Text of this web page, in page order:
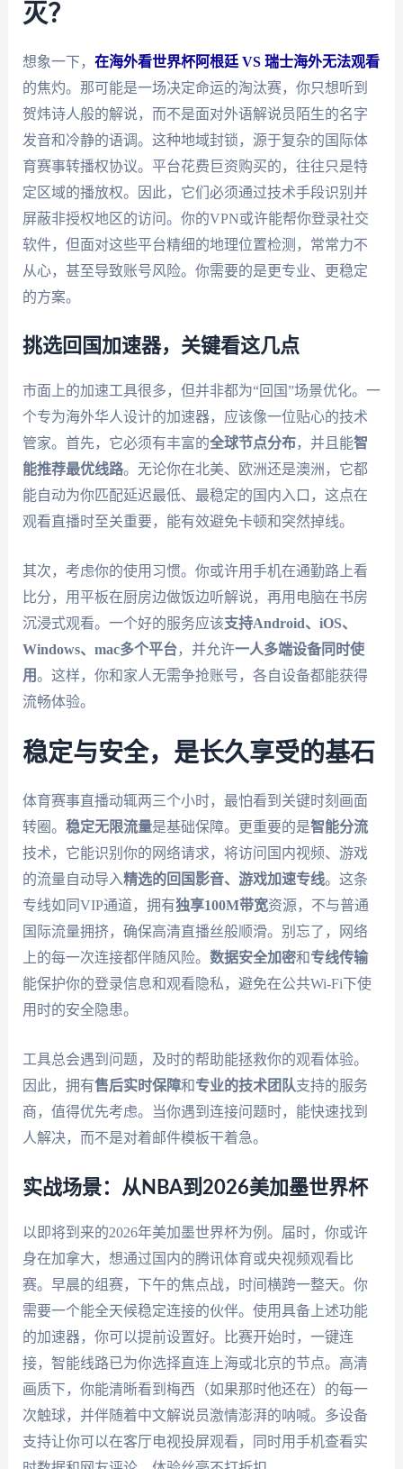
灭？
想象一下， 在海外看世界杯阿根廷 VS 瑞士海外无法观看
的焦灼。那可能是一场决定命运的淘汰赛，你只想听到
贺炜诗人般的解说，而不是面对外语解说员陌生的名字
发音和冷静的语调。这种地域封锁，源于复杂的国际体
育赛事转播权协议。平台花费巨资购买的，往往只是特
定区域的播放权。因此，它们必须通过技术手段识别并
屏蔽非授权地区的访问。你的VPN或许能帮你登录社交
软件，但面对这些平台精细的地理位置检测，常常力不
从心，甚至导致账号风险。你需要的是更专业、更稳定
的方案。
挑选回国加速器，关键看这几点
市面上的加速工具很多，但并非都为“回国”场景优化。一
个专为海外华人设计的加速器，应该像一位贴心的技术
管家。首先，它必须有丰富的全球节点分布，并且能智
能推荐最优线路。无论你在北美、欧洲还是澳洲，它都
能自动为你匹配延迟最低、最稳定的国内入口，这点在
观看直播时至关重要，能有效避免卡顿和突然掉线。
其次，考虑你的使用习惯。你或许用手机在通勤路上看
比分，用平板在厨房边做饭边听解说，再用电脑在书房
沉浸式观看。一个好的服务应该支持Android、iOS、
Windows、mac多个平台，并允许一人多端设备同时使
用。这样，你和家人无需争抢账号，各自设备都能获得
流畅体验。
稳定与安全，是长久享受的基石
体育赛事直播动辄两三个小时，最怕看到关键时刻画面
转圈。 稳定无限流量是基础保障。更重要的是智能分流
技术，它能识别你的网络请求，将访问国内视频、游戏
的流量自动导入精选的回国影音、游戏加速专线。这条
专线如同VIP通道，拥有独享100M带宽资源，不与普通
国际流量拥挤，确保高清直播丝般顺滑。别忘了，网络
上的每一次连接都伴随风险。 数据安全加密和专线传输
能保护你的登录信息和观看隐私，避免在公共Wi-Fi下使
用时的安全隐患。
工具总会遇到问题，及时的帮助能拯救你的观看体验。
因此，拥有售后实时保障和专业的技术团队支持的服务
商，值得优先考虑。当你遇到连接问题时，能快速找到
人解决，而不是对着邮件模板干着急。
实战场景：从NBA到2026美加墨世界杯
以即将到来的2026年美加墨世界杯为例。届时，你或许
身在加拿大，想通过国内的腾讯体育或央视频观看比
赛。早晨的组赛，下午的焦点战，时间横跨一整天。你
需要一个能全天候稳定连接的伙伴。使用具备上述功能
的加速器，你可以提前设置好。比赛开始时，一键连
接，智能线路已为你选择直连上海或北京的节点。高清
画质下，你能清晰看到梅西（如果那时他还在）的每一
次触球，并伴随着中文解说员激情澎湃的呐喊。多设备
支持让你可以在客厅电视投屏观看，同时用手机查看实